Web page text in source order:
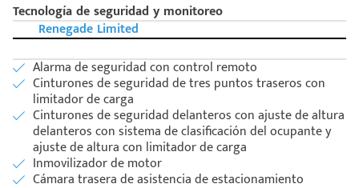
Tecnología de seguridad y monitoreo
Renegade Limited
Alarma de seguridad con control remoto
Cinturones de seguridad de tres puntos traseros con
limitador de carga
Cinturones de seguridad delanteros con ajuste de altura
delanteros con sistema de clasificación del ocupante y
ajuste de altura con limitador de carga
Inmovilizador de motor
Cámara trasera de asistencia de estacionamiento